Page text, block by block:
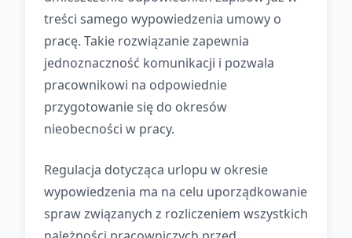
treści samego wypowiedzenia umowy o
pracę. Takie rozwiązanie zapewnia
jednoznaczność komunikacji i pozwala
pracownikowi na odpowiednie
przygotowanie się do okresów
nieobecności w pracy.
Regulacja dotycząca urlopu w okresie
wypowiedzenia ma na celu uporządkowanie
spraw związanych z rozliczeniem wszystkich